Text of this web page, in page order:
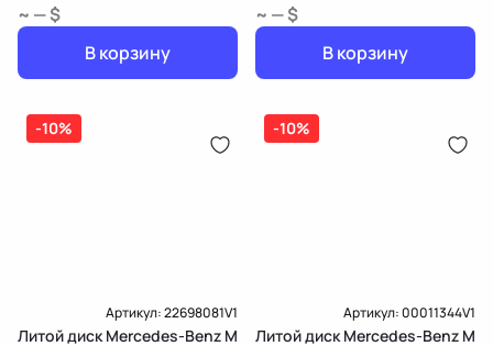
~ — $
В корзину
~ — $
В корзину
-10%
Артикул:22698081V1
Литой диск Mercedes-Benz M
-10%
Артикул:00011344V1
Литой диск Mercedes-Benz M